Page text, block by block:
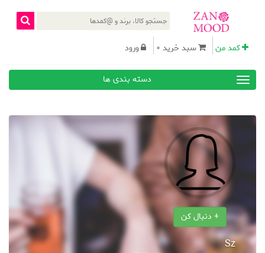
کمد من سبد خرید 0 ورود
دسته بندی ها
+ دنبال کن
Sz